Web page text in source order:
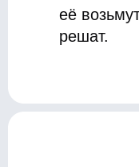
её
решат.